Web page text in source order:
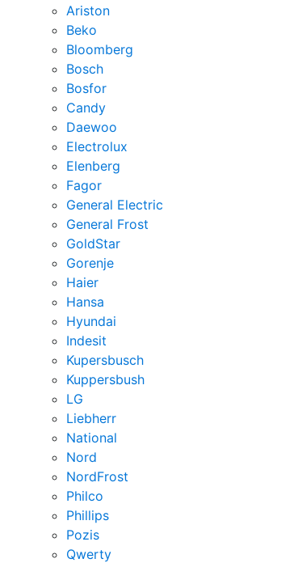
Ariston
Beko
Bloomberg
Bosch
Bosfor
Candy
Daewoo
Electrolux
Elenberg
Fagor
General Electric
General Frost
GoldStar
Gorenje
Haier
Hansa
Hyundai
Indesit
Kupersbusch
Kuppersbush
LG
Liebherr
National
Nord
NordFrost
Philco
Phillips
Pozis
Qwerty